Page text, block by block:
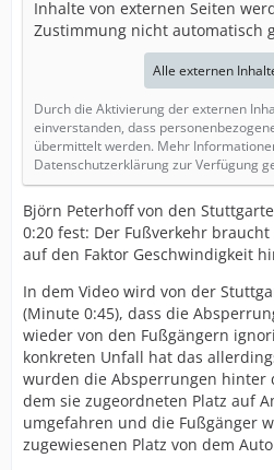
Inhalte von externen Seiten
Zustimmung nicht automatisch
Alle externen
Durch die Aktivierung der externen
einverstanden, dass
übermittelt werden. Mehr
Datenschutzerklärung zur Verfügung
Björn Peterhoff von den
0:20 fest: Der Fußverkehr
auf den Faktor Geschwindigkeit
In dem Video wird von der
(Minute 0:45), dass die
wieder von den Fußgängern
konkreten Unfall hat das
wurden die Absperrungen hinter
dem sie zugeordneten Platz auf
umgefahren und die Fußgänger
zugewiesenen Platz von dem